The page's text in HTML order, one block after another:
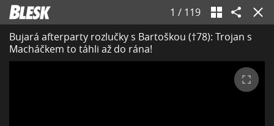
1 / 119
Bujará afterparty rozlučky s Bartoškou (†78): Trojan s
Macháčkem to táhli až do rána!